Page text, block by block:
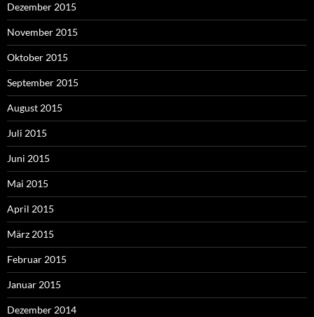
Dezember 2015
November 2015
Oktober 2015
September 2015
August 2015
Juli 2015
Juni 2015
Mai 2015
April 2015
März 2015
Februar 2015
Januar 2015
Dezember 2014